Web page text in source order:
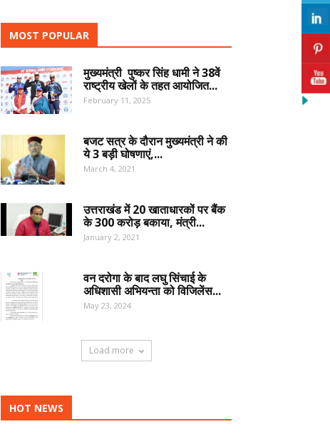
MOST POPULAR
मुख्यमंत्री पुष्कर सिंह धामी ने 38वें
राष्ट्रीय खेलों के तहत आयोजित...
February 11, 2025
बजट सत्र के दौरान मुख्यमंत्री ने की
ये 3 बड़ी घोषणाएं,...
March 4, 2021
उत्तराखंड में 20 खाताधारकों पर बैंक
के 300 करोड़ बकाया, मंत्री...
January 2, 2021
वन दरोगा के बाद लघु सिंचाई के
अधिशासी अभियन्ता को विजिलेंस...
May 23, 2024
Load more
HOT NEWS